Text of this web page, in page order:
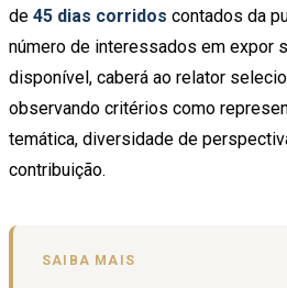
de 45 dias corridos contados da
número de interessados em expor
disponível, caberá ao relator
observando critérios como
temática, diversidade de
contribuição.
SAIBA MAIS